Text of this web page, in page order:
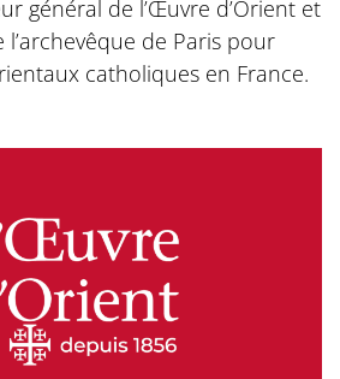
général de l’Œuvre d’Orient et
l’archevêque de Paris pour
catholiques en France.